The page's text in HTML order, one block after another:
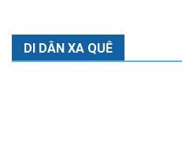
DI DÂN XA QUÊ